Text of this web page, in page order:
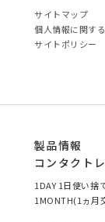
サイトマップ
個⼈情報に関す
サイトポリシー
製品情報
コンタクト
1DAY 1日使い捨
1MONTH(1ヵ月